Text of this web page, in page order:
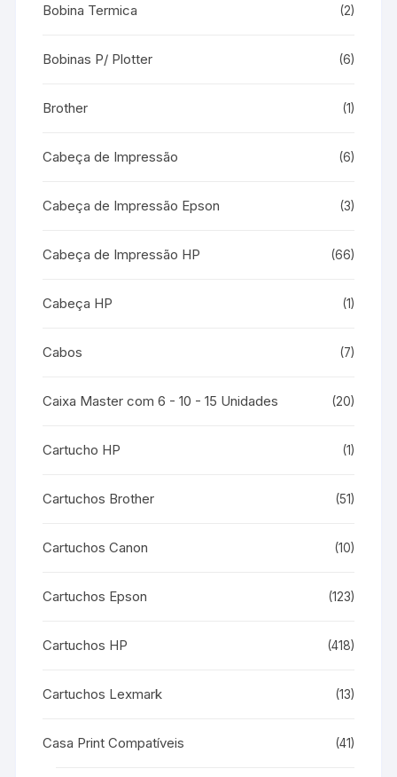
Bobina Termica (2)
Bobinas P/ Plotter (6)
Brother (1)
Cabeça de Impressão (6)
Cabeça de Impressão Epson (3)
Cabeça de Impressão HP (66)
Cabeça HP (1)
Cabos (7)
Caixa Master com 6 - 10 - 15 Unidades (20)
Cartucho HP (1)
Cartuchos Brother (51)
Cartuchos Canon (10)
Cartuchos Epson (123)
Cartuchos HP (418)
Cartuchos Lexmark (13)
Casa Print Compatíveis (41)